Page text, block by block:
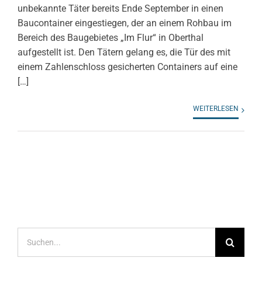
unbekannte Täter bereits Ende September in einen
Baucontainer eingestiegen, der an einem Rohbau im
Bereich des Baugebietes „Im Flur“ in Oberthal
aufgestellt ist. Den Tätern gelang es, die Tür des mit
einem Zahlenschloss gesicherten Containers auf eine
[…]
WEITERLESEN
nach: